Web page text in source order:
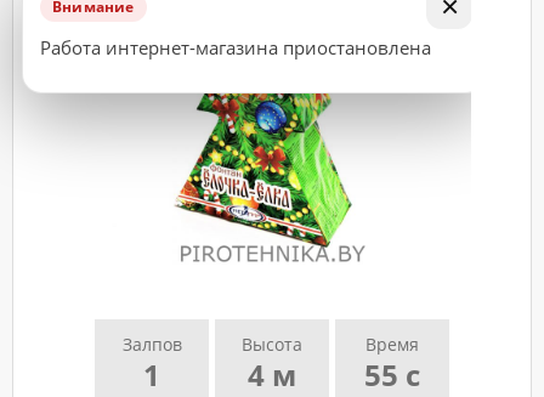
Внимание
Работа интернет-магазина приостановлена
Залпов
1
Высота
4 м
Время
55 с
считается
принятым
подтверждающего